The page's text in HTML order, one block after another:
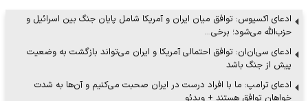
ادعای اکسیوس: توافق میان ایران و آمریکا شامل پایان جنگ بین اسرائیل و
حزب‌الله می‌شود؛ برخی…
ادعای سی‌ان‌ان: توافق احتمالی آمریکا و ایران می‌تواند بازگشت به وضعیت
پیش از جنگ باشد
ادعای ترامپ: ما با افراد درست در ایران صحبت می‌کنیم و آن‌ها به شدت
خواهان توافق هستند + ویدئو